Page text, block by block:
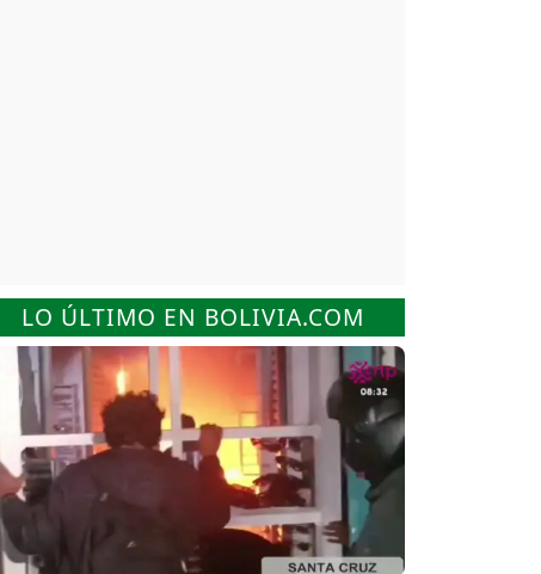
LO ÚLTIMO EN BOLIVIA.COM